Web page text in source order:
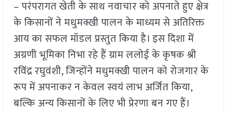
– परंपरागत खेती के साथ नवाचार को अपनाते हुए क्षेत्र
के किसानों ने मधुमक्खी पालन के माध्यम से अतिरिक्त
आय का सफल मॉडल प्रस्तुत किया है। इस दिशा में
अग्रणी भूमिका निभा रहे हैं ग्राम ललोई के कृषक श्री
रविंद्र रघुवंशी, जिन्होंने मधुमक्खी पालन को रोजगार के
रूप में अपनाकर न केवल स्वयं लाभ अर्जित किया,
बल्कि अन्य किसानों के लिए भी प्रेरणा बन गए हैं।